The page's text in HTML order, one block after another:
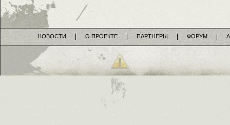
НОВОСТИ О ПРОЕКТЕ ПАРТНЕРЫ ФОРУМ